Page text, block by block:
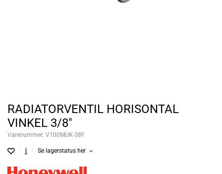
RADIATORVENTIL HORISONTAL
VINKEL 3/8"
Varenummer: V100MUK-38F
Se lagerstatus her